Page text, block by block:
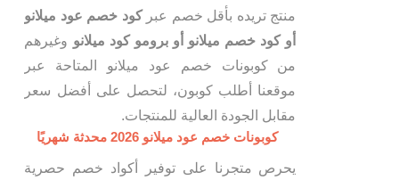
منتج تريده بأقل خصم عبركود خصم عود ميلانو
أو كود خصم ميلانو أو برومو كود ميلانو وغيرهم
من كوبونات خصم عود ميلانو المتاحة عبر
موقعنا أطلب كوبون، لتحصل على أفضل سعر
مقابل الجودة العالية للمنتجات.
كوبونات خصم عود ميلانو 2026 محدثة شهريًا
يحرص متجرنا على توفير أكواد خصم حصرية